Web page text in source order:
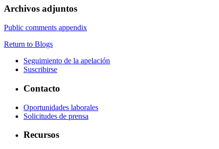
Archivos adjuntos
Public comments appendix
Return to Blogs
Seguimiento de la apelación
Suscribirse
Contacto
Oportunidades laborales
Solicitudes de prensa
Recursos